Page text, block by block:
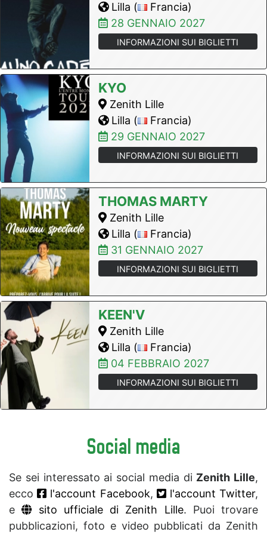
Lilla (
Francia)
28 GENNAIO 2027
INFORMAZIONI SUI BIGLIETTI
KYO
Zenith Lille
Lilla (
Francia)
29 GENNAIO 2027
INFORMAZIONI SUI BIGLIETTI
THOMAS MARTY
Zenith Lille
Lilla (
Francia)
31 GENNAIO 2027
INFORMAZIONI SUI BIGLIETTI
KEEN'V
Zenith Lille
Lilla (
Francia)
04 FEBBRAIO 2027
INFORMAZIONI SUI BIGLIETTI
Social media
Se sei interessato ai social media di Zenith Lille,
ecco
l'account Facebook, l'account Twitter,
e
sito ufficiale di Zenith Lille. Puoi trovare
pubblicazioni, foto e video pubblicati da Zenith